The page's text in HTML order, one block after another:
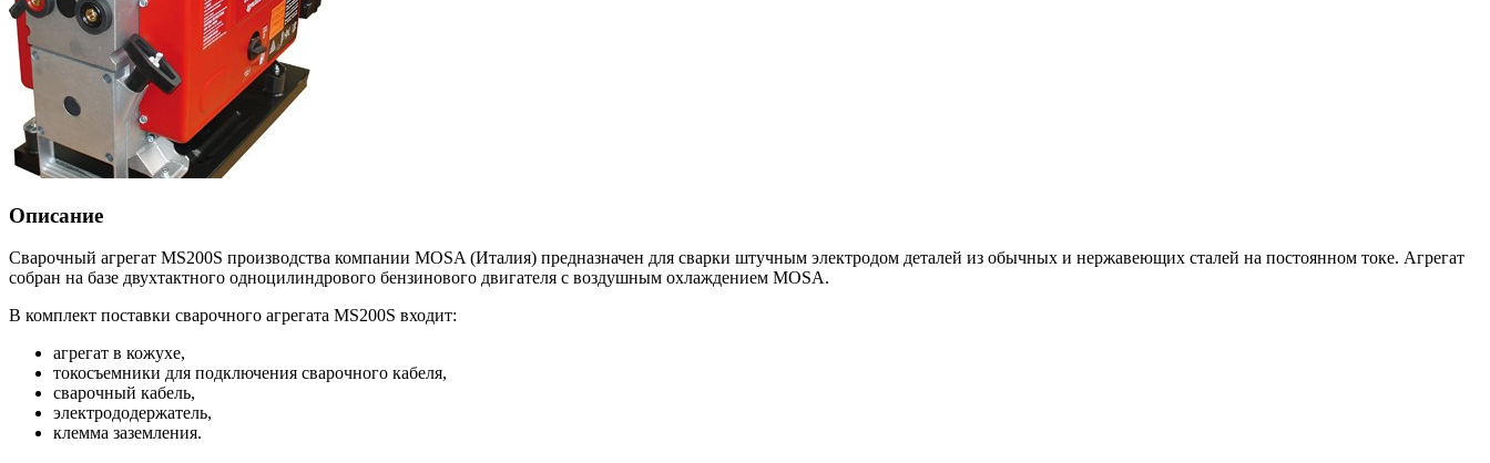
Описание
Cварочный агрегат MS200S производства компании MOSA (Италия) предназначен для сварки штучным электродом деталей из обычных и нержавеющих сталей на постоянном токе. Агрегат
собран на базе двухтактного одноцилиндрового бензинового двигателя с воздушным охлаждением MOSA.
В комплект поставки сварочного агрегата MS200S входит:
агрегат в кожухе,
токосъемники для подключения сварочного кабеля,
сварочный кабель,
электрододержатель,
клемма заземления.